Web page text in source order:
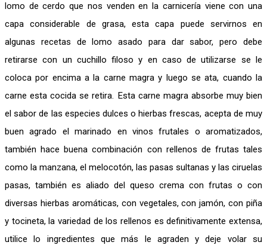
lomo de cerdo que nos venden en la carnicería viene con una
capa considerable de grasa, esta capa puede servirnos en
algunas recetas de lomo asado para dar sabor, pero debe
retirarse con un cuchillo filoso y en caso de utilizarse se le
coloca por encima a la carne magra y luego se ata, cuando la
carne esta cocida se retira. Esta carne magra absorbe muy bien
el sabor de las especies dulces o hierbas frescas, acepta de muy
buen agrado el marinado en vinos frutales o aromatizados,
también hace buena combinación con rellenos de frutas tales
como la manzana, el melocotón, las pasas sultanas y las ciruelas
pasas, también es aliado del queso crema con frutas o con
diversas hierbas aromáticas, con vegetales, con jamón, con piña
y tocineta, la variedad de los rellenos es definitivamente extensa,
utilice lo ingredientes que más le agraden y deje volar su